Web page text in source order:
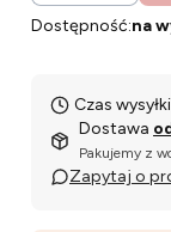
Dostępność:na
Czas
Dostawa
Pakujemy z
Zapytaj o